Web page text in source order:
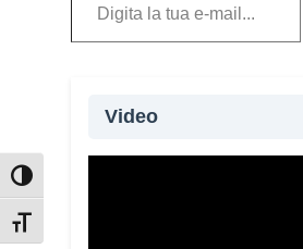
Attiva/disattiva alto contrasto
Attiva/disattiva dimensione testo
Video